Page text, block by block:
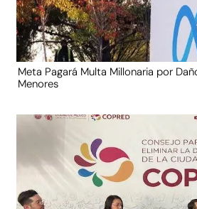
Meta Pagará Multa Millonaria por
Menores